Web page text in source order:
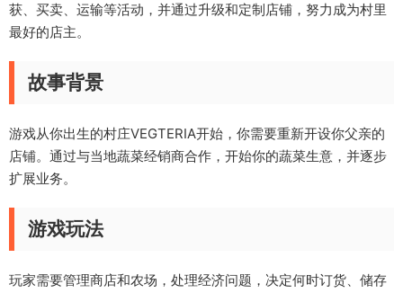
获、买卖、运输等活动，并通过升级和定制店铺，努力成为村里
最好的店主。
故事背景
游戏从你出生的村庄VEGTERIA开始，你需要重新开设你父亲的
店铺。通过与当地蔬菜经销商合作，开始你的蔬菜生意，并逐步
扩展业务。
游戏玩法
玩家需要管理商店和农场，处理经济问题，决定何时订货、储存